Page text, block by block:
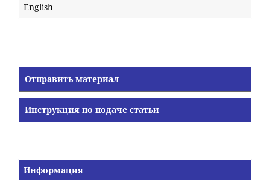
English
Отправить материал
Инструкция по подаче статьи
Информация